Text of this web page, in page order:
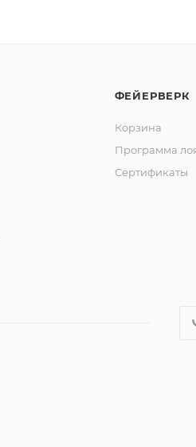
ФЕЙЕРВЕРК
Корзина
Программа
Сертификаты